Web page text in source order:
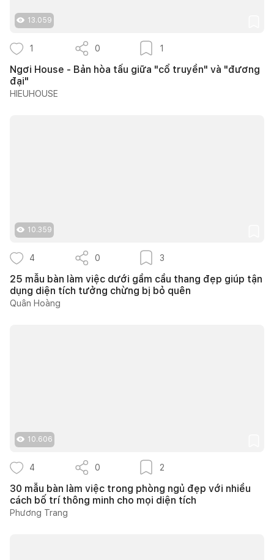
13.059
1 0 1
Ngơi House - Bản hòa tấu giữa "cổ truyền" và "đương
đại"
HIEUHOUSE
10.359
4 0 3
25 mẫu bàn làm việc dưới gầm cầu thang đẹp giúp tận
dụng diện tích tưởng chừng bị bỏ quên
Quân Hoàng
10.606
4 0 2
30 mẫu bàn làm việc trong phòng ngủ đẹp với nhiều
cách bố trí thông minh cho mọi diện tích
Phương Trang